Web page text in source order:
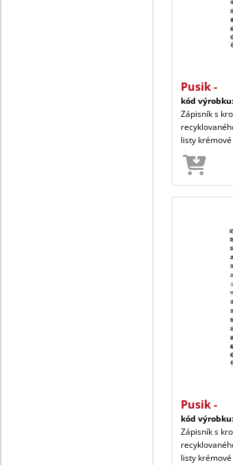
Pusik -
kód výrobku:
Zápisník s
listy
Pusik -
kód výrobku:
Zápisník s
listy